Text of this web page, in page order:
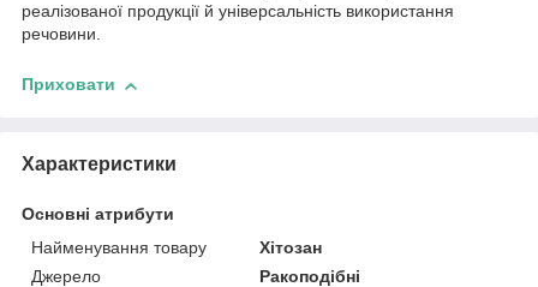
реалізованої продукції й універсальність використання
речовини.
Приховати
Характеристики
Основні атрибути
Найменування товару
Хітозан
Джерело
Ракоподібні